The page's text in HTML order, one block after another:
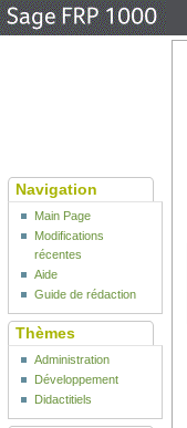
Navigation
Main Page
Modifications
récentes
Aide
Guide de rédaction
Thèmes
Administration
Développement
Didactitiels